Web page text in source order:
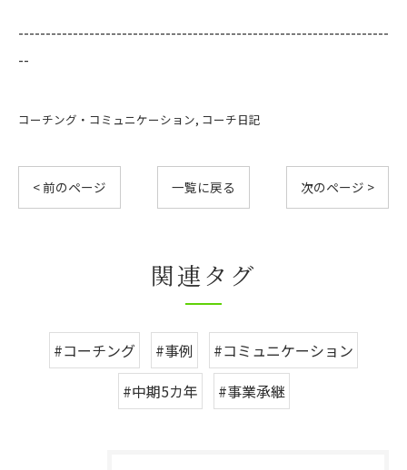
--------------------------------------------------------------------
--
コーチング・コミュニケーション コーチ日記
< 前のページ 一覧に戻る 次のページ >
関連タグ
#コーチング #事例
#コミュニケーション
#中期5カ年
#事業承継